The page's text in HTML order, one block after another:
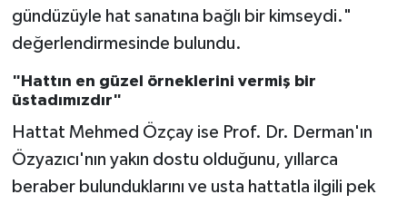
gündüzüyle hat sanatına bağlı bir kimseydi."
değerlendirmesinde bulundu.
"Hattın en güzel örneklerini vermiş bir
üstadımızdır"
Hattat Mehmed Özçay ise Prof. Dr. Derman'ın
Özyazıcı'nın yakın dostu olduğunu, yıllarca
beraber bulunduklarını ve usta hattatla ilgili pek
Yozgat Müftülüğü
Zonguldak Müftülüğü